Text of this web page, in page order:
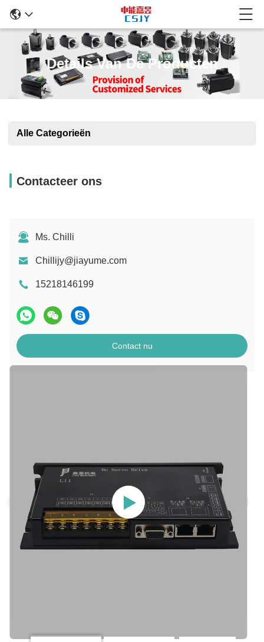
Details Van De Producten
Alle Categorieën
Contacteer ons
Ms. Chilli
Chillijy@jiayume.com
15218146199
Contact nu